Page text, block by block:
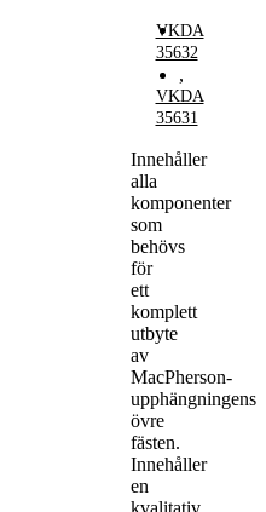
VKDA
35632
,
VKDA
35631
Innehåller
alla
komponenter
som
behövs
för
ett
komplett
utbyte
av
MacPherson-
upphängningens
övre
fästen.
Innehåller
en
kvalitativ